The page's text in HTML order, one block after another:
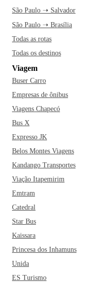
São Paulo ➝ Salvador
São Paulo ➝ Brasília
Todas as rotas
Todas os destinos
Viagem
Buser Carro
Empresas de ônibus
Viagens Chapecó
Bus X
Expresso JK
Belos Montes Viagens
Kandango Transportes
Viação Itapemirim
Emtram
Catedral
Star Bus
Kaissara
Princesa dos Inhamuns
Unida
ES Turismo